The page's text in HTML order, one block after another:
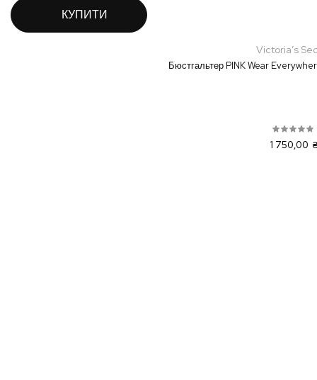
КУПИТИ
Victoria’s
Бюстгальтер PINK Wear
1 750,00 ₴